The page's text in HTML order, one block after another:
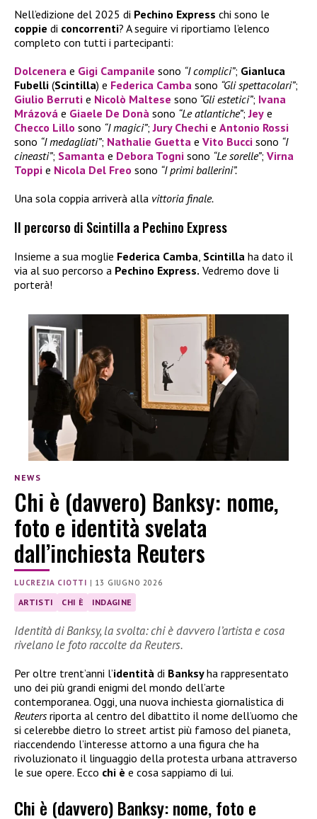
Nell’edizione del 2025 di Pechino Express chi sono le
coppie di concorrenti? A seguire vi riportiamo l’elenco
completo con tutti i partecipanti:
Dolcenera e Gigi Campanile sono “I complici”; Gianluca
Fubelli (Scintilla) e Federica Camba sono “Gli spettacolari”;
Giulio Berruti e Nicolò Maltese sono “Gli estetici”; Ivana
Mrázová e Giaele De Donà sono “Le atlantiche”;Jey e
Checco Lillo sono “I magici”;Jury Chechi e Antonio Rossi
sono “I medagliati”; Nathalie Guetta e Vito Bucci sono “I
cineasti”; Samanta e Debora Togni sono “Le sorelle”; Virna
Toppi e Nicola Del Freo sono “I primi ballerini”.
Una sola coppia arriverà alla vittoria finale.
Il percorso di Scintilla a Pechino Express
Insieme a sua moglie Federica Camba Scintilla ha dato il
via al suo percorso a Pechino Express. Vedremo dove li
porterà!
NEWS
Chi è (davvero) Banksy: nome,
foto e identità svelata
dall’inchiesta Reuters
LUCREZIA CIOTTI | 13 GIUGNO 2026
ARTISTI CHI È INDAGINE
Identità di Banksy, la svolta: chi è davvero l’artista e cosa
rivelano le foto raccolte da Reuters.
Per oltre trent’anni l’identità di Banksyha rappresentato
uno dei più grandi enigmi del mondo dell’arte
contemporanea. Oggi, una nuova inchiesta giornalistica di
Reutersriporta al centro del dibattito il nome dell’uomo che
si celerebbe dietro lo street artist più famoso del pianeta,
riaccendendo l’interesse attorno a una figura che ha
rivoluzionato il linguaggio della protesta urbana attraverso
le sue opere. Ecco chi è e cosa sappiamo di lui.
Chi è (davvero) Banksy: nome, foto e